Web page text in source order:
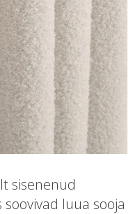
sisenenud
luua sooja